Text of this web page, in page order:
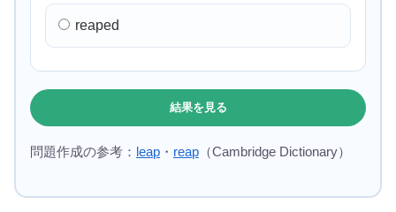
reaped
結果を見る
問題作成の参考： leap ・ reap （Cambridge Dictionary）